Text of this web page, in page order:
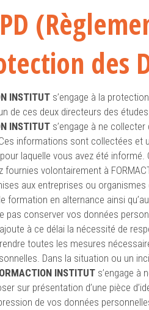
des
INSTITUT s’engage à la
de ces deux directeurs des
INSTITUT s’engage à ne
informations sont collectées et
laquelle vous avez été
fournies volontairement à
aux entreprises ou
formation en alternance ainsi
pas conserver vos données
à ce délai la nécessité de
toutes les mesures
Dans la situation ou un
INSTITUT s’engage à
sur présentation d’une pièce
de vos données